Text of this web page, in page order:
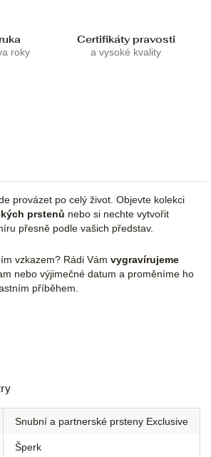
roky
Certifikáty pravosti
a vysoké kvality
provázet po celý život. Objevte kolekci
prstenů nebo si nechte vytvořit
přesně podle vašich představ.
vzkazem? Rádi Vám vygravírujeme
nebo výjimečné datum a proměníme ho
příběhem.
Snubní a partnerské prsteny Exclusive
Šperk